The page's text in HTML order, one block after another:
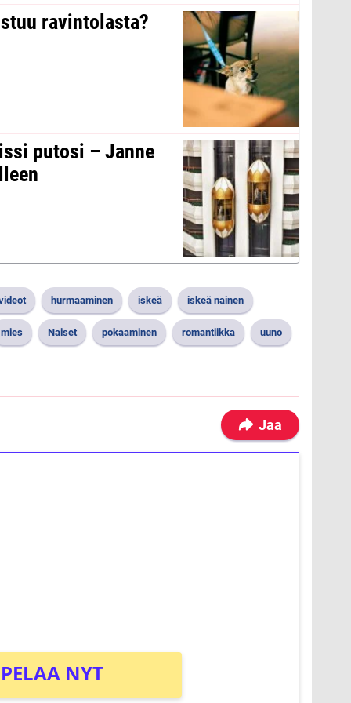
ravintolasta?
putosi – Janne
hurmaaminen iskeä iskeä nainen
mies Naiset pokaaminen romantiikka uuno
Jaa
PELAA NYT